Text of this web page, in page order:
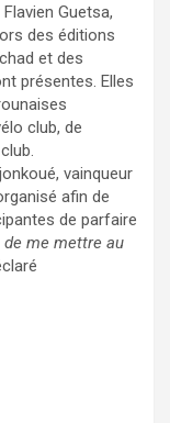
Guetsa,
des éditions
et des
présentes. Elles
club, de
vainqueur
afin de
de parfaire
de me mettre au